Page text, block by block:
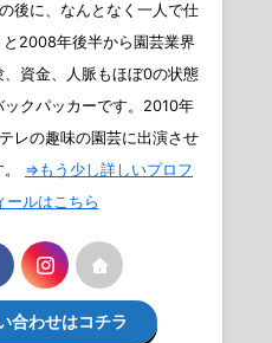
後に、なんとなく一人で仕
2008年後半から園芸業界
資金、人脈もほぼ0の状態
クパッカーです。2010年
レの趣味の園芸に出演させ
⇒もう少し詳しいプロフ
ールはこちら
合わせはコチラ